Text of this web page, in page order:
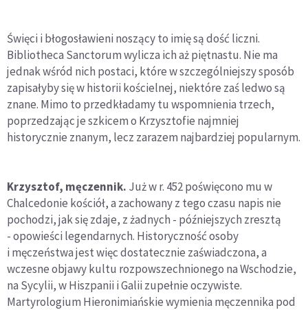
Święci i błogosławieni noszący to imię są dość liczni.
Bibliotheca Sanctorum wylicza ich aż piętnastu. Nie ma
jednak wśród nich postaci, które w szczególniejszy sposób
zapisałyby się w historii kościelnej, niektóre zaś ledwo są
znane. Mimo to przedkładamy tu wspomnienia trzech,
poprzedzając je szkicem o Krzysztofie najmniej
historycznie znanym, lecz zarazem najbardziej popularnym.
Krzysztof, męczennik. Już w r. 452 poświęcono mu w
Chalcedonie kościół, a zachowany z tego czasu napis nie
pochodzi, jak się zdaje, z żadnych - późniejszych zresztą
- opowieści legendarnych. Historyczność osoby
i męczeństwa jest więc dostatecznie zaświadczona, a
wczesne objawy kultu rozpowszechnionego na Wschodzie,
na Sycylii, w Hiszpanii i Galii zupełnie oczywiste.
Martyrologium Hieronimiańskie wymienia męczennika pod